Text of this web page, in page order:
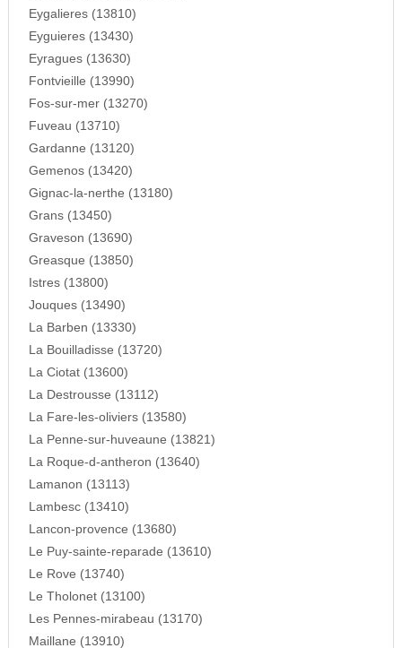
Eygalieres (13810)
Eyguieres (13430)
Eyragues (13630)
Fontvieille (13990)
Fos-sur-mer (13270)
Fuveau (13710)
Gardanne (13120)
Gemenos (13420)
Gignac-la-nerthe (13180)
Grans (13450)
Graveson (13690)
Greasque (13850)
Istres (13800)
Jouques (13490)
La Barben (13330)
La Bouilladisse (13720)
La Ciotat (13600)
La Destrousse (13112)
La Fare-les-oliviers (13580)
La Penne-sur-huveaune (13821)
La Roque-d-antheron (13640)
Lamanon (13113)
Lambesc (13410)
Lancon-provence (13680)
Le Puy-sainte-reparade (13610)
Le Rove (13740)
Le Tholonet (13100)
Les Pennes-mirabeau (13170)
Maillane (13910)